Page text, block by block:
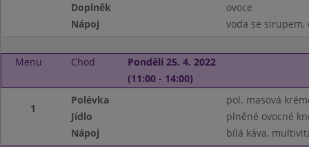
Doplněk
ovoce
Nápoj
voda se sirupem,
Menu Chod
Pondělí 25. 4. 2022
(11:00 - 14:00)
1
Polévka
pol. masová
Jídlo
plněné ovocné
Nápoj
bílá káva,